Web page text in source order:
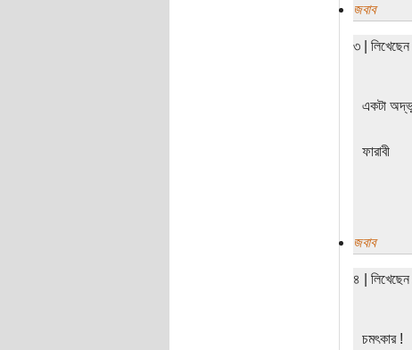
জবাব
৩ | লিখেছেন
একটা
ফারাবী
জবাব
৪ |
চমৎকার !